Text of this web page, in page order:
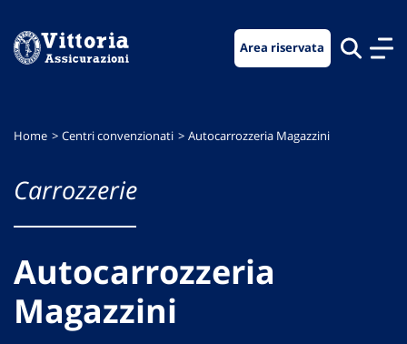
menu
contenuto
footer
Area riservata
Home Centri convenzionati Autocarrozzeria Magazzini
Carrozzerie
Autocarrozzeria
Magazzini